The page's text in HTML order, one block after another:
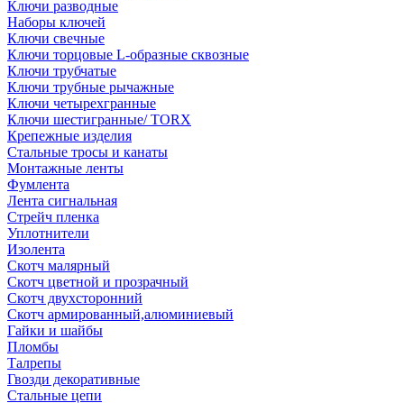
Ключи разводные
Наборы ключей
Ключи свечные
Ключи торцовые L-образные сквозные
Ключи трубчатые
Ключи трубные рычажные
Ключи четырехгранные
Ключи шестигранные/ TORX
Крепежные изделия
Стальные тросы и канаты
Монтажные ленты
Фумлента
Лента сигнальная
Стрейч пленка
Уплотнители
Изолента
Скотч малярный
Скотч цветной и прозрачный
Скотч двухсторонний
Скотч армированный,алюминиевый
Гайки и шайбы
Пломбы
Талрепы
Гвозди декоративные
Стальные цепи